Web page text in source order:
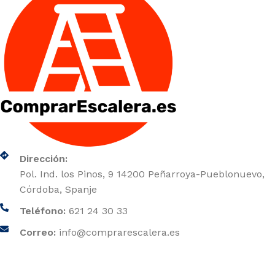
Dirección:
Pol. Ind. los Pinos, 9 14200 Peñarroya-Pueblonuevo,
Córdoba, Spanje
Teléfono: 621 24 30 33
Correo: info@comprarescalera.es